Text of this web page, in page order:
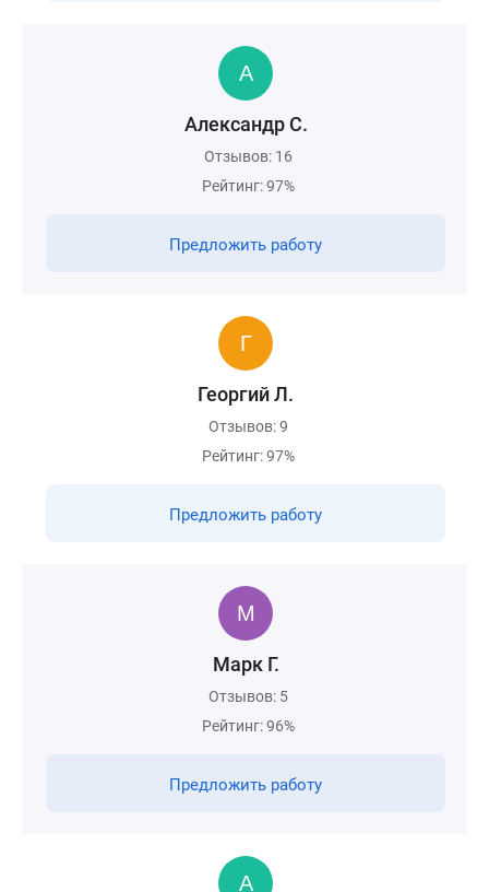
Александр С.
Отзывов: 16
Рейтинг: 97%
Предложить работу
Георгий Л.
Отзывов: 9
Рейтинг: 97%
Предложить работу
Марк Г.
Отзывов: 5
Рейтинг: 96%
Предложить работу